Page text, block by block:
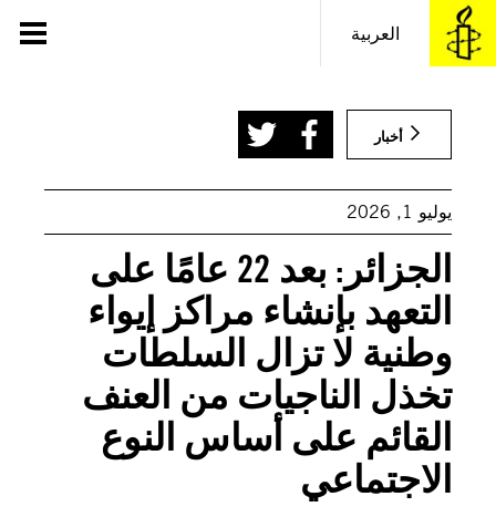
العربية
تخطى
إلى
المحتوى
أخبار
يوليو 1, 2026
الجزائر: بعد 22 عامًا على
التعهد بإنشاء مراكز إيواء
وطنية لا تزال السلطات
تخذل الناجيات من العنف
القائم على أساس النوع
الاجتماعي